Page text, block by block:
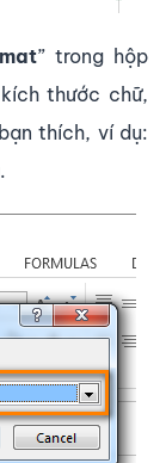
” trong hộp
thước chữ,
thích, ví dụ: